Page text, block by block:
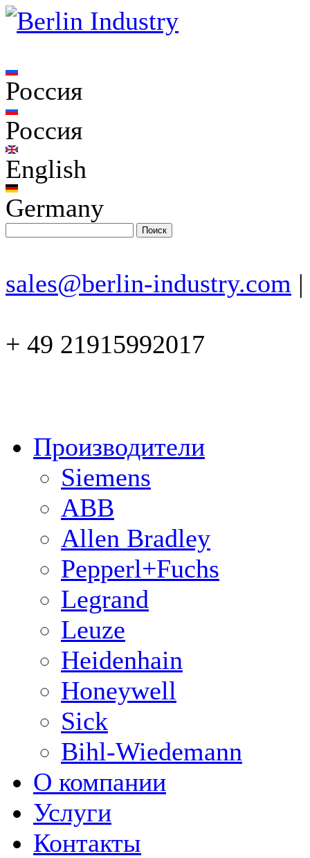
Россия
Россия
English
Germany
sales@berlin-industry.com |
+ 49 21915992017
Производители
Siemens
ABB
Allen Bradley
Pepperl+Fuchs
Legrand
Leuze
Heidenhain
Honeywell
Sick
Bihl-Wiedemann
О компании
Услуги
Контакты